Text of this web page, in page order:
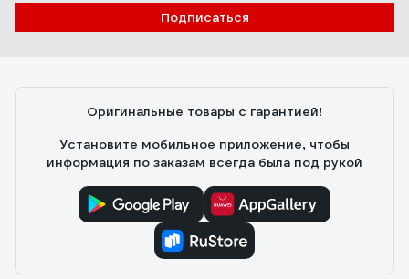
Подписаться
Оригинальные товары с гарантией!
Установите мобильное приложение, чтобы
информация по заказам всегда была под рукой